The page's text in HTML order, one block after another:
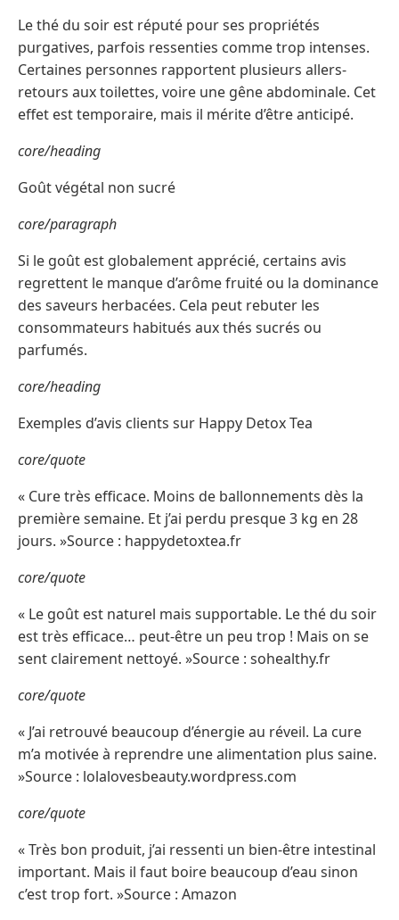
Le thé du soir est réputé pour ses propriétés
purgatives, parfois ressenties comme trop intenses.
Certaines personnes rapportent plusieurs allers-
retours aux toilettes, voire une gêne abdominale. Cet
effet est temporaire, mais il mérite d’être anticipé.
core/heading
Goût végétal non sucré
core/paragraph
Si le goût est globalement apprécié, certains avis
regrettent le manque d’arôme fruité ou la dominance
des saveurs herbacées. Cela peut rebuter les
consommateurs habitués aux thés sucrés ou
parfumés.
core/heading
Exemples d’avis clients sur Happy Detox Tea
core/quote
« Cure très efficace. Moins de ballonnements dès la
première semaine. Et j’ai perdu presque 3 kg en 28
jours. »Source : happydetoxtea.fr
core/quote
« Le goût est naturel mais supportable. Le thé du soir
est très efficace… peut-être un peu trop ! Mais on se
sent clairement nettoyé. »Source : sohealthy.fr
core/quote
« J’ai retrouvé beaucoup d’énergie au réveil. La cure
m’a motivée à reprendre une alimentation plus saine.
»Source : lolalovesbeauty.wordpress.com
core/quote
« Très bon produit, j’ai ressenti un bien-être intestinal
important. Mais il faut boire beaucoup d’eau sinon
c’est trop fort. »Source : Amazon